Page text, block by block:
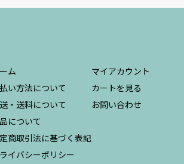
ム
い方法について
・送料について
について
商取引法に基づく表記
イバシーポリシー
マイアカウント
カートを見る
お問い合わせ